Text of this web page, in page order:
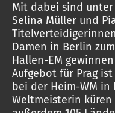
Mit dabei sind unter
Selina Müller und
Damen in Berlin
Hallen-EM
Aufgebot für Prag
bei der Heim-WM
Weltmeisterin